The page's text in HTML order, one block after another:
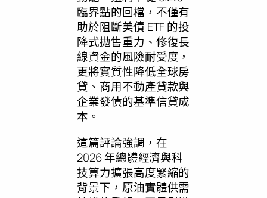
臨界點的回檔，不僅有
助於阻斷美債 ETF 的投
降式拋售重力、修復長
線資金的風險耐受度，
更將實質性降低全球房
貸、商用不動產貸款與
企業發債的基準信貸成
本。
這篇評論強調，在
2026 年總體經濟與科
技算力擴張高度緊縮的
背景下，原油實體供需